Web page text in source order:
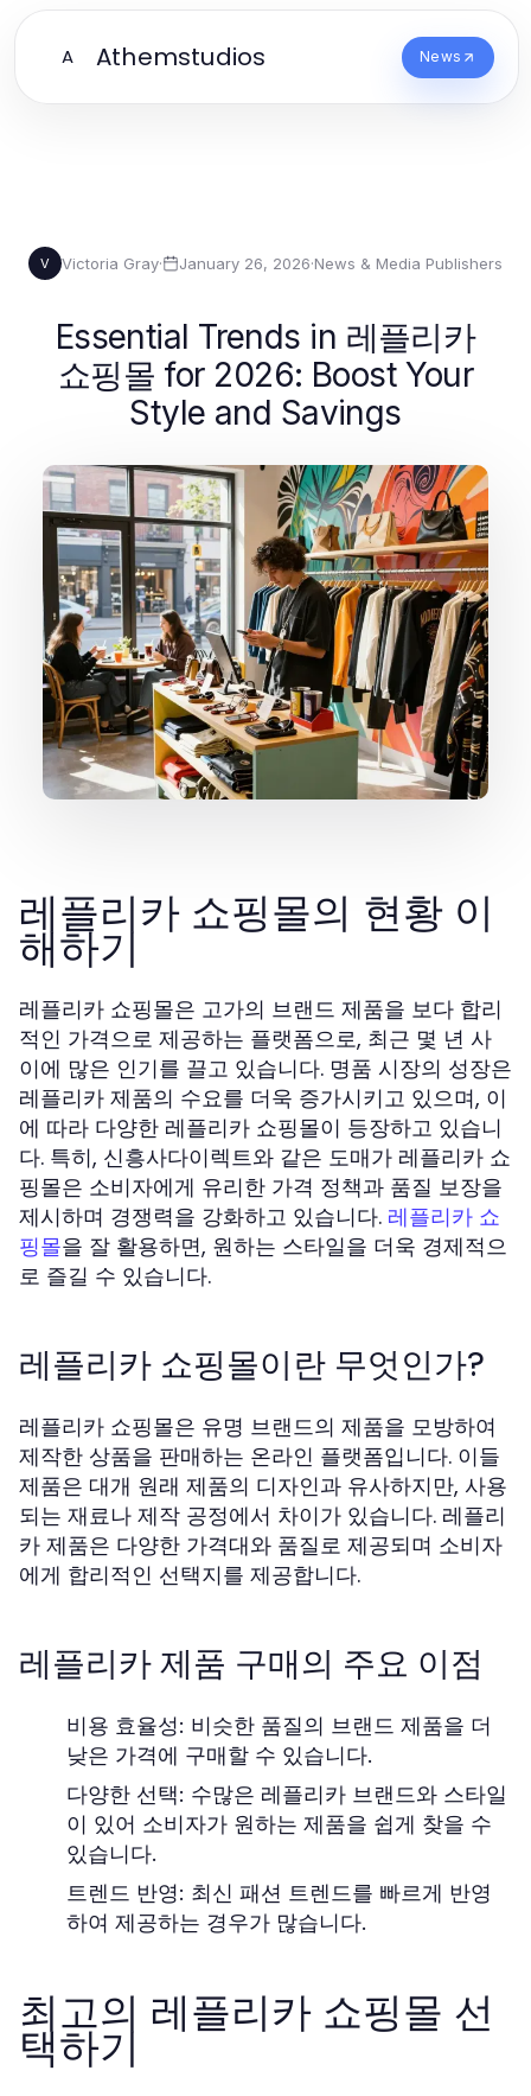
A Athemstudios News
V Victoria Gray· January 26, 2026·News & Media Publishers
Essential Trends in 레플리카
쇼핑몰 for 2026: Boost Your
Style and Savings
레플리카 쇼핑몰의 현황 이
해하기
레플리카 쇼핑몰은 고가의 브랜드 제품을 보다 합리
적인 가격으로 제공하는 플랫폼으로, 최근 몇 년 사
이에 많은 인기를 끌고 있습니다. 명품 시장의 성장은
레플리카 제품의 수요를 더욱 증가시키고 있으며, 이
에 따라 다양한 레플리카 쇼핑몰이 등장하고 있습니
다. 특히, 신흥사다이렉트와 같은 도매가 레플리카 쇼
핑몰은 소비자에게 유리한 가격 정책과 품질 보장을
제시하며 경쟁력을 강화하고 있습니다. 레플리카 쇼
핑몰을 잘 활용하면, 원하는 스타일을 더욱 경제적으
로 즐길 수 있습니다.
레플리카 쇼핑몰이란 무엇인가?
레플리카 쇼핑몰은 유명 브랜드의 제품을 모방하여
제작한 상품을 판매하는 온라인 플랫폼입니다. 이들
제품은 대개 원래 제품의 디자인과 유사하지만, 사용
되는 재료나 제작 공정에서 차이가 있습니다. 레플리
카 제품은 다양한 가격대와 품질로 제공되며 소비자
에게 합리적인 선택지를 제공합니다.
레플리카 제품 구매의 주요 이점
비용 효율성: 비슷한 품질의 브랜드 제품을 더
낮은 가격에 구매할 수 있습니다.
다양한 선택: 수많은 레플리카 브랜드와 스타일
이 있어 소비자가 원하는 제품을 쉽게 찾을 수
있습니다.
트렌드 반영: 최신 패션 트렌드를 빠르게 반영
하여 제공하는 경우가 많습니다.
최고의 레플리카 쇼핑몰 선
택하기